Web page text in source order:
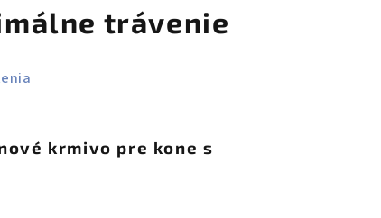
trávenie
krmivo pre kone s